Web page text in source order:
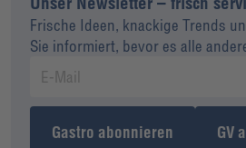
Frische Ideen, knackige Trends
Sie informiert, bevor es alle
Gastro abonnieren GV